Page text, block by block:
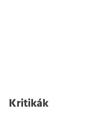
Kritikák